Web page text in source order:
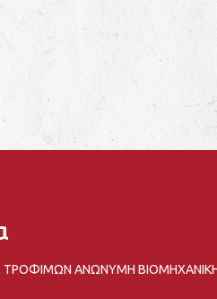
ΑΝΩΝΥΜΗ ΒΙΟΜΗΧΑΝΙΚΗ